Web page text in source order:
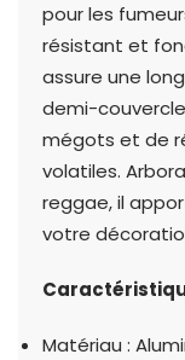
pour les
résistant et
assure une
demi-
mégots et de
volatiles.
reggae, il
votre
Matériau :